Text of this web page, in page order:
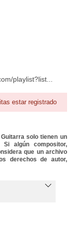
playlist?list...
estar registrado
solo tienen un
algún compositor,
que un archivo
derechos de autor,